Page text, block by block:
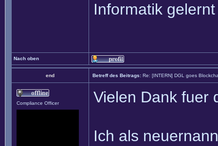
Informatik
Nach oben
end Betreff des Beitrags: Re: [INTERN] DGL goes
Compliance Officer Vielen Dank fuer
Ich als